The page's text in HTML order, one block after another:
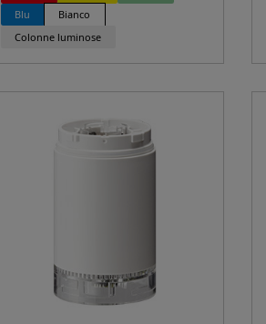
Blu
Bianco
Colonne luminose